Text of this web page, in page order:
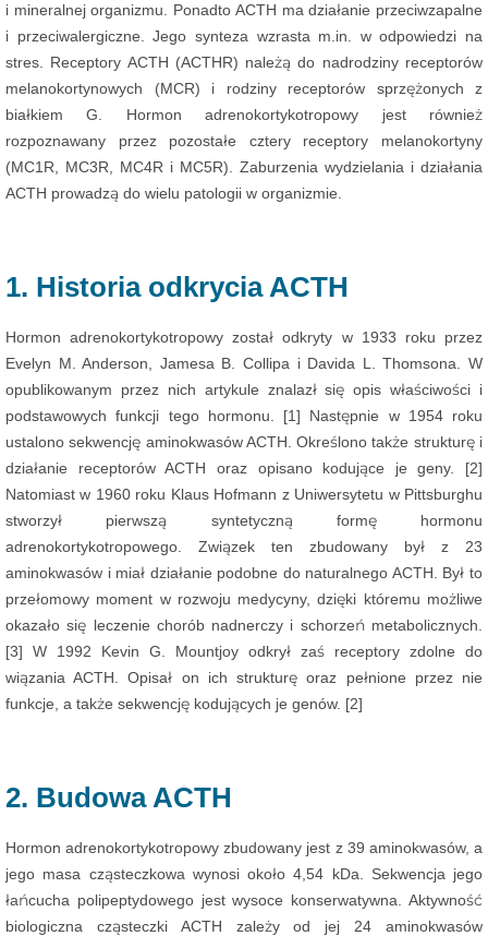
i mineralnej organizmu. Ponadto ACTH ma działanie przeciwzapalne
i przeciwalergiczne. Jego synteza wzrasta m.in. w odpowiedzi na
stres. Receptory ACTH (ACTHR) należą do nadrodziny receptorów
melanokortynowych (MCR) i rodziny receptorów sprzężonych z
białkiem G. Hormon adrenokortykotropowy jest również
rozpoznawany przez pozostałe cztery receptory melanokortyny
(MC1R, MC3R, MC4R i MC5R). Zaburzenia wydzielania i działania
ACTH prowadzą do wielu patologii w organizmie.
1. Historia odkrycia ACTH
Hormon adrenokortykotropowy został odkryty w 1933 roku przez
Evelyn M. Anderson, Jamesa B. Collipa i Davida L. Thomsona. W
opublikowanym przez nich artykule znalazł się opis właściwości i
podstawowych funkcji tego hormonu. [1] Następnie w 1954 roku
ustalono sekwencję aminokwasów ACTH. Określono także strukturę i
działanie receptorów ACTH oraz opisano kodujące je geny. [2]
Natomiast w 1960 roku Klaus Hofmann z Uniwersytetu w Pittsburghu
stworzył pierwszą syntetyczną formę hormonu
adrenokortykotropowego. Związek ten zbudowany był z 23
aminokwasów i miał działanie podobne do naturalnego ACTH. Był to
przełomowy moment w rozwoju medycyny, dzięki któremu możliwe
okazało się leczenie chorób nadnerczy i schorzeń metabolicznych.
[3] W 1992 Kevin G. Mountjoy odkrył zaś receptory zdolne do
wiązania ACTH. Opisał on ich strukturę oraz pełnione przez nie
funkcje, a także sekwencję kodujących je genów. [2]
2. Budowa ACTH
Hormon adrenokortykotropowy zbudowany jest z 39 aminokwasów, a
jego masa cząsteczkowa wynosi około 4,54 kDa. Sekwencja jego
łańcucha polipeptydowego jest wysoce konserwatywna. Aktywność
biologiczna cząsteczki ACTH zależy od jej 24 aminokwasów